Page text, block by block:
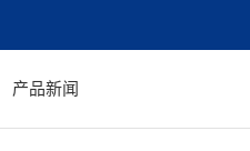
产品新闻